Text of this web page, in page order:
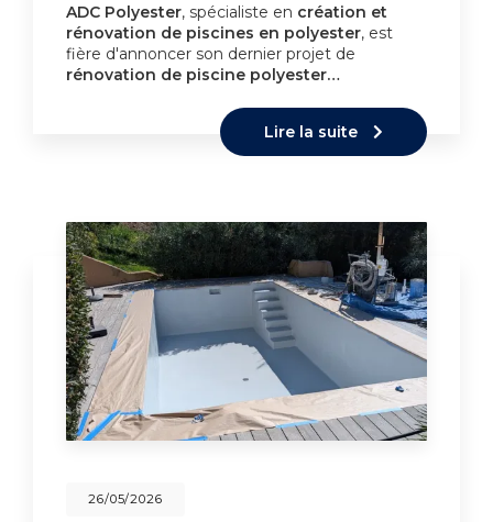
ADC Polyester, spécialiste en création et
rénovation de piscines en polyester, est
fière d'annoncer son dernier projet de
rénovation de piscine polyester…
Lire la suite
26/05/2026